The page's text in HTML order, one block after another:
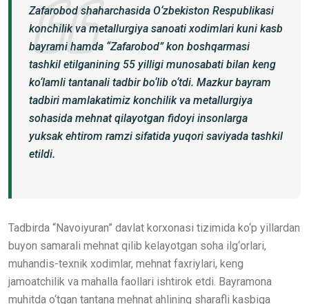
Zafarobod shaharchasida O‘zbekiston Respublikasi
konchilik va metallurgiya sanoati xodimlari kuni kasb
bayrami hamda “Zafarobod” kon boshqarmasi
tashkil etilganining 55 yilligi munosabati bilan keng
ko‘lamli tantanali tadbir bo‘lib o‘tdi. Mazkur bayram
tadbiri mamlakatimiz konchilik va metallurgiya
sohasida mehnat qilayotgan fidoyi insonlarga
yuksak ehtirom ramzi sifatida yuqori saviyada tashkil
etildi.
Tadbirda “Navoiyuran” davlat korxonasi tizimida ko‘p yillardan
buyon samarali mehnat qilib kelayotgan soha ilg‘orlari,
muhandis-texnik xodimlar, mehnat faxriylari, keng
jamoatchilik va mahalla faollari ishtirok etdi. Bayramona
muhitda o‘tgan tantana mehnat ahlining sharafli kasbiga